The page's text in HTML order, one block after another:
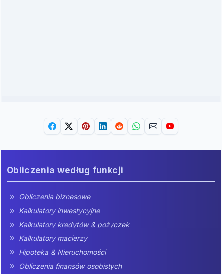
Obliczenia według funkcji
Obliczenia biznesowe
Kalkulatory inwestycyjne
Kalkulatory kredytów & pożyczek
Kalkulatory macierzy
Hipoteka & Nieruchomości
Obliczenia finansów osobistych